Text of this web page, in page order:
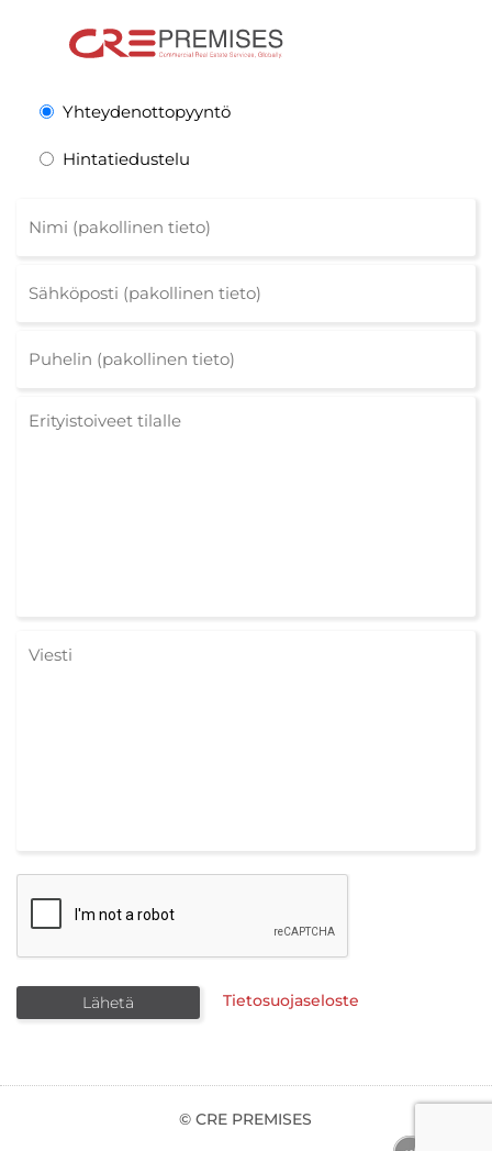
Yhteydenottopyyntö
Hintatiedustelu
Tietosuojaseloste
© CRE PREMISES